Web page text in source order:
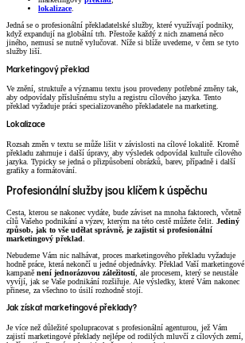
lokalizace.
Jedná se o profesionální překladatelské služby, které využívají podniky,
když expandují na globální trh. Přestože každý z nich znamená něco
jiného, nemusí se nutně vylučovat. Níže si blíže uvedeme, v čem se tyto
služby liší.
Marketingový překlad
Ve znění, struktuře a významu textu jsou provedeny potřebné změny tak,
aby odpovídaly příslušnému stylu a registru cílového jazyka. Tento
překlad vyžaduje práci specializovaného překladatele na marketing.
Lokalizace
Rozsah změn v textu se může lišit v závislosti na cílové lokalitě. Kromě
překladu zahrnuje i další úpravy, aby výsledek odpovídal kultuře cílového
jazyka. Typicky se jedná o přizpůsobení obrázků, barev, případně i další
grafiky a formátování.
Profesionální služby jsou klíčem k úspěchu
Cesta, kterou se nakonec vydáte, bude záviset na mnoha faktorech, včetně
cílů Vašeho podnikání a výzev, kterým na této cestě můžete čelit. Jediný
způsob, jak to vše udělat správně, je zajistit si profesionální
marketingový překlad
Nebudeme Vám nic nalhávat, proces marketingového překladu vyžaduje
hodně práce, která nekončí u jedné objednávky. Překlad Vaší marketingové
kampaně není jednorázovou záležitostí , ale procesem, který se neustále
vyvíjí, jak se Vaše podnikání rozšiřuje. Ale výsledky, které Vám nakonec
přinese, za všechno to úsilí rozhodně stojí.
Jak získat marketingové překlady?
Je více než důležité spolupracovat s profesionální agenturou, jež Vám
zajistí marketingové překlady nejlépe od rodilých mluvčí z cílových zemí,